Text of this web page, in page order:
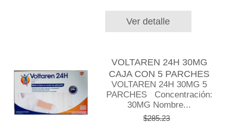
Ver detalle
VOLTAREN 24H 30MG
CAJA CON 5 PARCHES
VOLTAREN 24H 30MG 5
PARCHES Concentración:
30MG Nombre...
$285.23